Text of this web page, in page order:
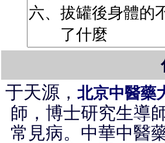
于天源 ， 北京中醫藥
師，博士研究生導
常見病。中華中醫